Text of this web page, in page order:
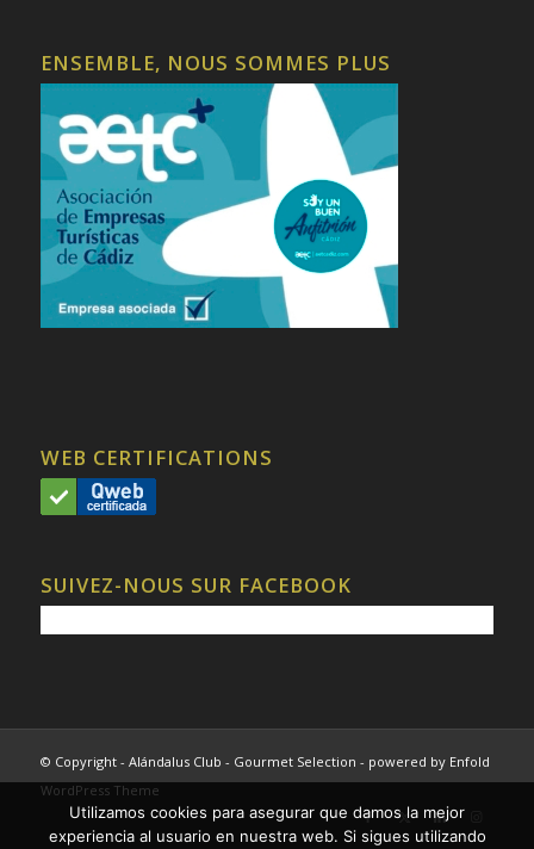
ENSEMBLE, NOUS SOMMES PLUS
WEB CERTIFICATIONS
SUIVEZ-NOUS SUR FACEBOOK
© Copyright - Alándalus Club - Gourmet Selection - powered by Enfold
WordPress Theme
Utilizamos cookies para asegurar que damos la mejor
experiencia al usuario en nuestra web. Si sigues utilizando